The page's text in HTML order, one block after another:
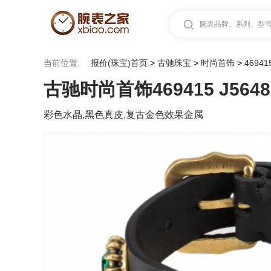
腕表品牌、系列、型
当前位置: 报价(珠宝)首页 > 古驰珠宝 > 时尚首饰 >
古驰时尚首饰469415
彩色水晶,黑色真皮,复古金色效果金属